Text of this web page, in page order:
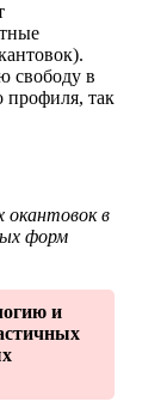
свободу в
профиля, так
окантовок в
форм
и